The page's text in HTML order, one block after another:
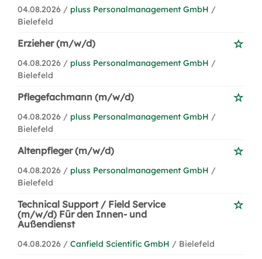
04.08.2026 / pluss Personalmanagement GmbH /
Bielefeld
Erzieher (m/w/d)
04.08.2026 / pluss Personalmanagement GmbH /
Bielefeld
Pflegefachmann (m/w/d)
04.08.2026 / pluss Personalmanagement GmbH /
Bielefeld
Altenpfleger (m/w/d)
04.08.2026 / pluss Personalmanagement GmbH /
Bielefeld
Technical Support / Field Service
(m/w/d) Für den Innen- und
Außendienst
04.08.2026 / Canfield Scientific GmbH / Bielefeld